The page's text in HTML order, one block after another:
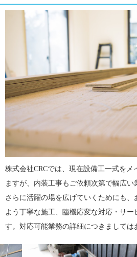
株式会社CRCでは、現在設備工一式を
ますが、内装工事もご依頼次第で幅広
さらに活躍の場を広げていくためにも、
よう丁寧な施工、臨機応変な対応・サー
す。対応可能業務の詳細につきましては